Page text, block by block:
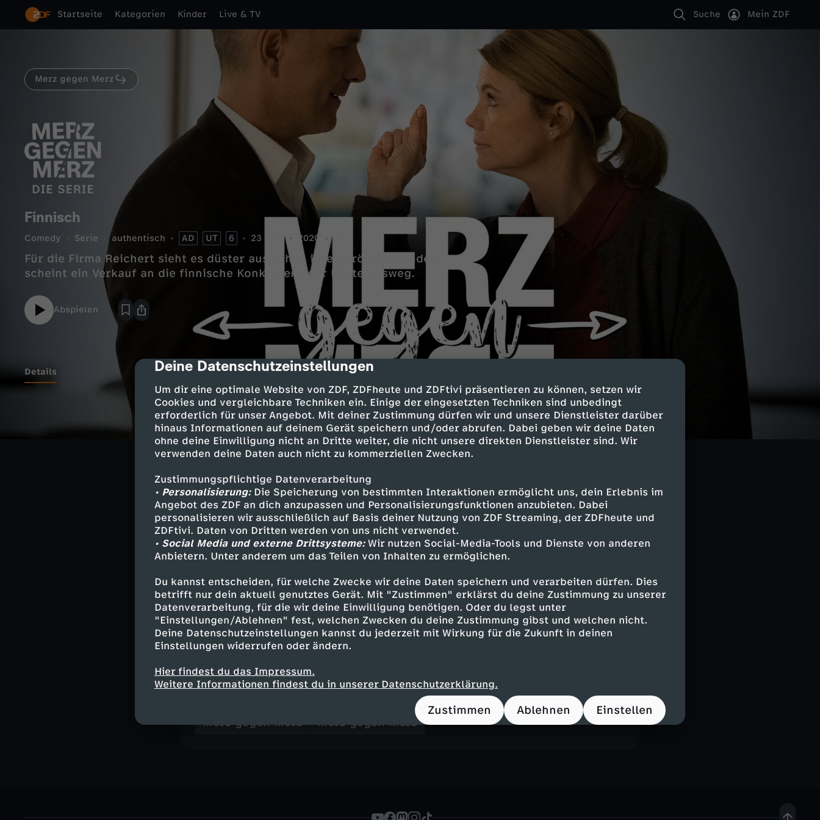
cmp-dialog-description
Deine Datenschutzeinstellungen
Um dir eine optimale Website von ZDF, ZDFheute und ZDFtivi präsentieren zu können, setzen wir
Cookies und vergleichbare Techniken ein. Einige der eingesetzten Techniken sind unbedingt
erforderlich für unser Angebot. Mit deiner Zustimmung dürfen wir und unsere Dienstleister darüber
hinaus Informationen auf deinem Gerät speichern und/oder abrufen. Dabei geben wir deine Daten
ohne deine Einwilligung nicht an Dritte weiter, die nicht unsere direkten Dienstleister sind. Wir
verwenden deine Daten auch nicht zu kommerziellen Zwecken.
Zustimmungspflichtige Datenverarbeitung
• Personalisierung:Die Speicherung von bestimmten Interaktionen ermöglicht uns, dein Erlebnis im
Angebot des ZDF an dich anzupassen und Personalisierungsfunktionen anzubieten. Dabei
personalisieren wir ausschließlich auf Basis deiner Nutzung von ZDF Streaming, der ZDFheute und
ZDFtivi. Daten von Dritten werden von uns nicht verwendet.
• Social Media und externe Drittsysteme:Wir nutzen Social-Media-Tools und Dienste von anderen
Anbietern. Unter anderem um das Teilen von Inhalten zu ermöglichen.
Du kannst entscheiden, für welche Zwecke wir deine Daten speichern und verarbeiten dürfen. Dies
betrifft nur dein aktuell genutztes Gerät. Mit "Zustimmen" erklärst du deine Zustimmung zu unserer
Datenverarbeitung, für die wir deine Einwilligung benötigen. Oder du legst unter
"Einstellungen/Ablehnen" fest, welchen Zwecken du deine Zustimmung gibst und welchen nicht.
Deine Datenschutzeinstellungen kannst du jederzeit mit Wirkung für die Zukunft in deinen
Einstellungen widerrufen oder ändern.
Hier findest du das Impressum.
Weitere Informationen findest du in unserer Datenschutzerklärung.
Zustimmen Ablehnen Einstellen
Startseite Kategorien Kinder Live & TV Suche Mein ZDF
Merz gegen Merz
Finnisch
Comedy Serie authentisch AD UT 6 23 Min. 2020
Für die Firma Reichert sieht es düster aus. Ohne ihren größten Kunden
scheint ein Verkauf an die finnische Konkurrenz der letzte Ausweg.
Abspielen
Details
Anne und Erik wollen den Firmenpatriarchen Ludwig in ihre Überlegungen zur
Firmenrettung miteinbeziehen, doch dieser ist zu sehr mit alternativen
Therapiemethoden für seine Demenz beschäftigt. Während er Maria zuliebe
Kristalle streichelt, beschließt er, sich weiter aus der Firma zurückzuziehen.
Was angesichts seines "Verhandlungsgeschicks" mit den Finnen vielleicht
auch nicht die schlechteste Idee ist.
Während seine Eltern also wieder voll und ganz mit der Firma beschäftigt sind,
wendet sich Leon seinen Großeltern Renate und Günter zu, die ihn nicht nur
mit Rat und Tat, sondern auch in der Einschätzung unterstützen, dass er das
wirkliche Leben und die dazugehörigen Kompetenzen nicht in der Schule,
sondern in seinem Job in der Shisha-Bar lernt. Ganz nebenbei macht den
Beiden das Shisha rauchen auch noch Spaß.
Ähnliche Inhalte entdecken
Audiodeskription Untertitel
FSK 6
Merz gegen Merz
Merz gegen Merz